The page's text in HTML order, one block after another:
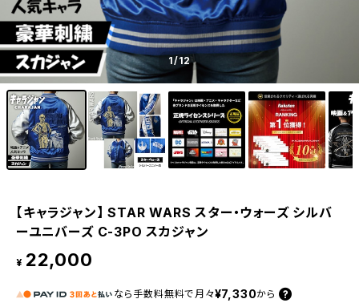
1/12
【キャラジャン】 STAR WARS スター・ウォーズ シルバ
ーユニバーズ C-3PO スカジャン
¥ 22,000
なら 手数料無料で 月々¥7,330から